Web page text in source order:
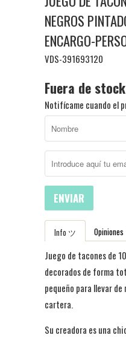
NEGROS
ENCARGO-
VDS-391693120
Fuera de stock
Notifícame cuando el
ENVIAR
Info ツ
Juego de tacones de
decorados de forma
pequeño para llevar
cartera.
Su creadora es una